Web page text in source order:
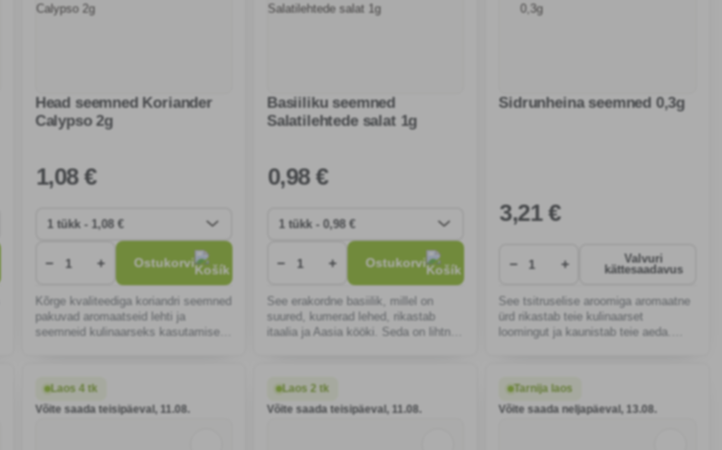
Head seemned Koriander
Calypso 2g
1,08 €
− + Ostukorvi
Kõrge kvaliteediga koriandri seemned
pakuvad aromaatseid lehti ja
seemneid kulinaarseks kasutamiseks
Basiiliku seemned
Salatilehtede salat 1g
0,98 €
− + Ostukorvi
See erakordne basiilik, millel on
suured, kumerad lehed, rikastab
itaalia ja Aasia kööki. Seda on lihtne
Sidrunheina seemned 0,3g
3,21 €
− +
Valvuri
kättesaadavus
See tsitruselise aroomiga aromaatne
ürd rikastab teie kulinaarset
loomingut ja kaunistab teie aeda.
Laos 4 tk
Võite saada teisipäeval, 11.08.
Laos 2 tk
Võite saada teisipäeval, 11.08.
Tarnija laos
Võite saada neljapäeval, 13.08.